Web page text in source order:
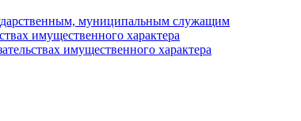
муниципальным служащим
имущественного характера
имущественного характера